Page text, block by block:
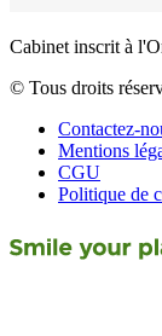
Cabinet inscrit à
© Tous droits
Contactez-
Mentions
CGU
Politique de